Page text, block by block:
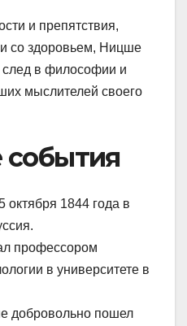
и препятствия,
со здоровьем, Ницше
след в философии и
мыслителей своего
события
1844 года в
профессором
в университете в
добровольно пошел